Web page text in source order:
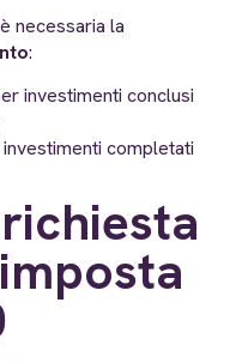
necessaria la
:
investimenti conclusi
completati